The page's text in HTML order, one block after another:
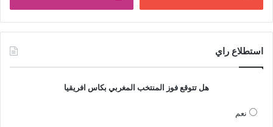
استطلاع راي
هل تتوقع فوز المنتخب المغربي بكاس افريقيا
نعم